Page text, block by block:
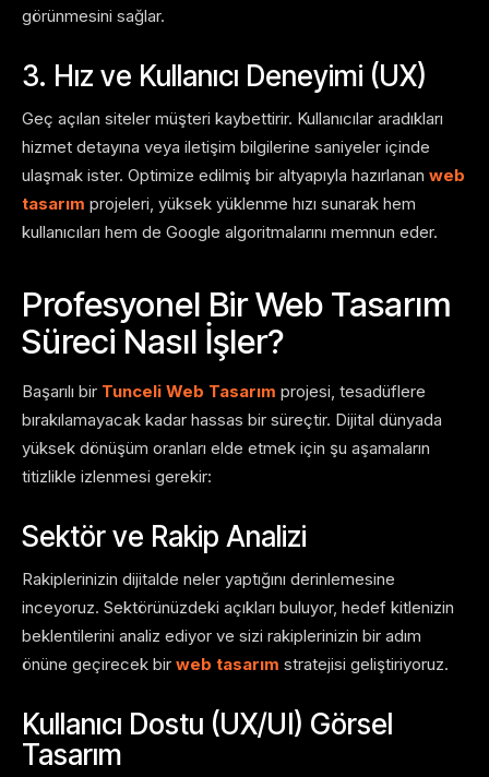
görünmesini sağlar.
3. Hız ve Kullanıcı Deneyimi (UX)
Geç açılan siteler müşteri kaybettirir. Kullanıcılar aradıkları
hizmet detayına veya iletişim bilgilerine saniyeler içinde
ulaşmak ister. Optimize edilmiş bir altyapıyla hazırlanan web
tasarım projeleri, yüksek yüklenme hızı sunarak hem
kullanıcıları hem de Google algoritmalarını memnun eder.
Profesyonel Bir Web Tasarım
Süreci Nasıl İşler?
Başarılı bir Tunceli Web Tasarım projesi, tesadüflere
bırakılamayacak kadar hassas bir süreçtir. Dijital dünyada
yüksek dönüşüm oranları elde etmek için şu aşamaların
titizlikle izlenmesi gerekir:
Sektör ve Rakip Analizi
Rakiplerinizin dijitalde neler yaptığını derinlemesine
inceyoruz. Sektörünüzdeki açıkları buluyor, hedef kitlenizin
beklentilerini analiz ediyor ve sizi rakiplerinizin bir adım
önüne geçirecek bir web tasarım stratejisi geliştiriyoruz.
Kullanıcı Dostu (UX/UI) Görsel
Tasarım